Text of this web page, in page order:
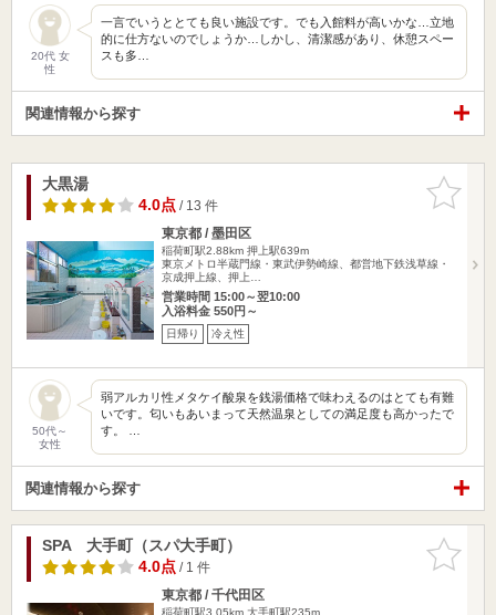
20代 女
性
一言でいうととても良い施設です。でも入館料が高いかな…立地
的に仕方ないのでしょうか…しかし、清潔感があり、休憩スペー
スも多…
関連情報から探す
お気に入
りに追加
大黒湯
4.0点/ 13 件
東京都 / 墨田区
稲荷町駅2.88km 押上駅639m
東京メトロ半蔵門線・東武伊勢崎線、都営地下鉄浅草線・
京成押上線、押上…
営業時間 15:00～翌10:00
入浴料金 550円～
日帰り 冷え性
50代～
女性
弱アルカリ性メタケイ酸泉を銭湯価格で味わえるのはとても有難
いです。匂いもあいまって天然温泉としての満足度も高かったで
す。 …
関連情報から探す
お気に入
りに追加
SPA 大手町（スパ大手町）
4.0点/ 1 件
東京都 / 千代田区
稲荷町駅3.05km 大手町駅235m